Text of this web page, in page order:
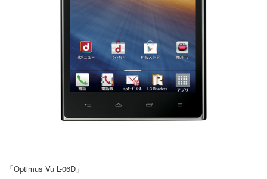
「Optimus Vu L-06D」